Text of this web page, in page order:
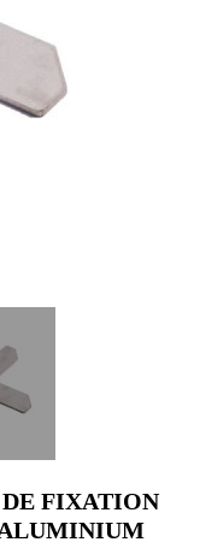
DE FIXATION
ALUMINIUM